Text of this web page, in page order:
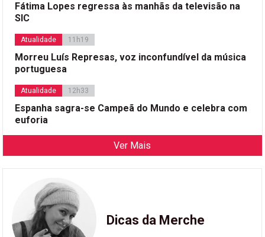
Fátima Lopes regressa às manhãs da televisão na
SIC
Atualidade 11h19
Morreu Luís Represas, voz inconfundível da música
portuguesa
Atualidade 12h33
Espanha sagra-se Campeã do Mundo e celebra com
euforia
Ver Mais
Dicas da Merche